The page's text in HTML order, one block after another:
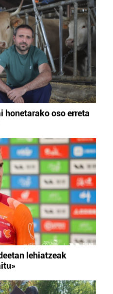
honetarako oso erreta
lehiatzeak